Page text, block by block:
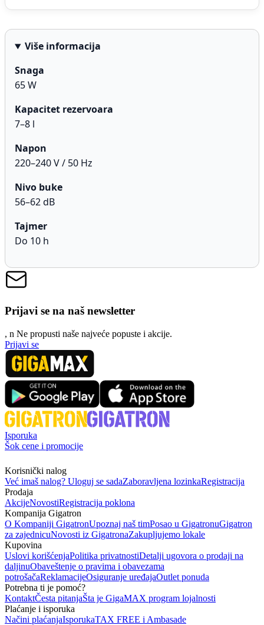
Više informacija
Snaga
65 W
Kapacitet rezervoara
7–8 l
Napon
220–240 V / 50 Hz
Nivo buke
56–62 dB
Tajmer
Do 10 h
Prijavi se na naš newsletter
, n Ne propusti naše najveće popuste i akcije.
Prijavi se
Isporuka
Šok cene i promocije
Korisnički nalog
Već imaš nalog? Uloguj se sadaZaboravljena lozinkaRegistracija
Prodaja
AkcijeNovostiRegistracija poklona
Kompanija Gigatron
O Kompaniji GigatronUpoznaj naš timPosao u GigatronuGigatron
za zajednicuNovosti iz GigatronaZakupljujemo lokale
Kupovina
Uslovi korišćenjaPolitika privatnostiDetalji ugovora o prodaji na
daljinuObaveštenje o pravima i obavezama
potrošačaReklamacijeOsiguranje uređajaOutlet ponuda
Potrebna ti je pomoć?
KontaktČesta pitanjaŠta je GigaMAX program lojalnosti
Plaćanje i isporuka
Načini plaćanjaIsporukaTAX FREE i Ambasade